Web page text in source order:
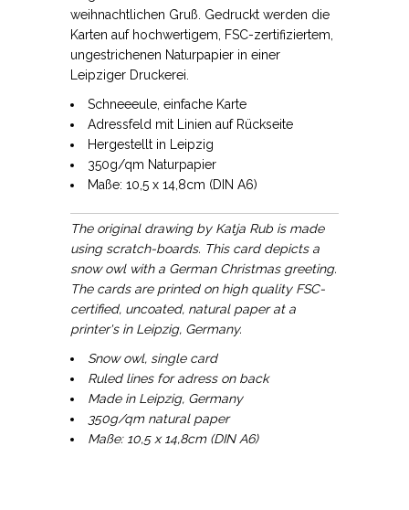
weihnachtlichen Gruß. Gedruckt werden die
Karten auf hochwertigem, FSC-zertifiziertem,
ungestrichenen Naturpapier in einer
Leipziger Druckerei.
Schneeeule, einfache Karte
Adressfeld mit Linien auf Rückseite
Hergestellt in Leipzig
350g/qm Naturpapier
Maße: 10,5 x 14,8cm (DIN A6)
The original drawing by Katja Rub is made
using scratch-boards. This card depicts a
snow owl with a German Christmas greeting.
The cards are printed on high quality FSC-
certified, uncoated, natural paper at a
printer's in Leipzig, Germany.
Snow owl, single card
Ruled lines for adress on back
Made in Leipzig, Germany
350g/qm natural paper
Maße: 10,5 x 14,8cm (DIN A6)